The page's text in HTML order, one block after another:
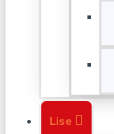
Lise